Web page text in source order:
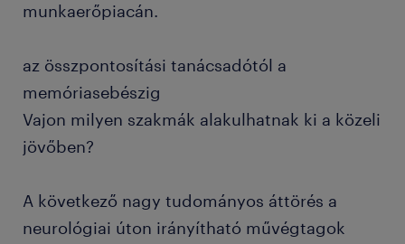
munkaerőpiacán.
az összpontosítási tanácsadótól a
memóriasebészig
Vajon milyen szakmák alakulhatnak ki a közeli
jövőben?
A következő nagy tudományos áttörés a
neurológiai úton irányítható művégtagok